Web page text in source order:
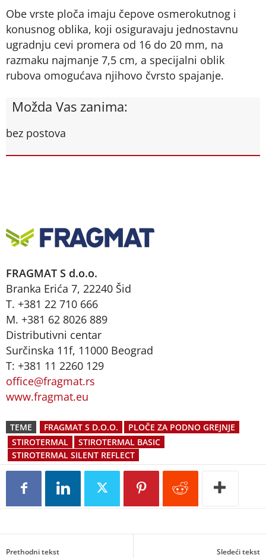
Obe vrste ploča imaju čepove osmerokutnog i
konusnog oblika, koji osiguravaju jednostavnu
ugradnju cevi promera od 16 do 20 mm, na
razmaku najmanje 7,5 cm, a specijalni oblik
rubova omogućava njihovo čvrsto spajanje.
Možda Vas zanima:
bez postova
FRAGMAT S d.o.o.
Branka Erića 7, 22240 Šid
T. +381 22 710 666
M. +381 62 8026 889
Distributivni centar
Surčinska 11f, 11000 Beograd
T: +381 11 2260 129
office@fragmat.rs
www.fragmat.eu
TEME FRAGMAT S D.O.O.
PLOČE ZA PODNO GREJNJE
STIROTERMAL
STIROTERMAL BASIC
STIROTERMAL SILENT REFLECT
Prethodni tekst Sledeći tekst